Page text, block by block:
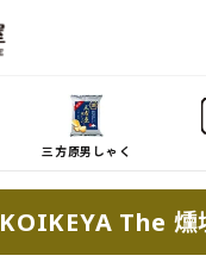
三方原男しゃく
KOIKEYA The 燻